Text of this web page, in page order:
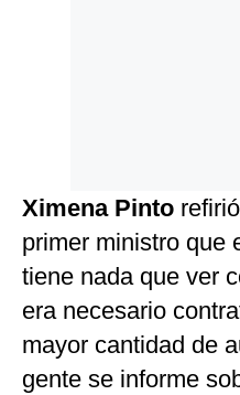
Ximena Pinto
primer ministro que
tiene nada que ver
era necesario
mayor cantidad de
gente se informe